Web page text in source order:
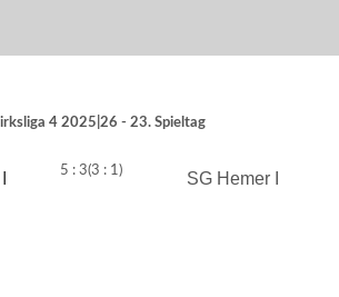
4 2025|26 - 23. Spieltag
5 : 3(3 : 1) SG Hemer I